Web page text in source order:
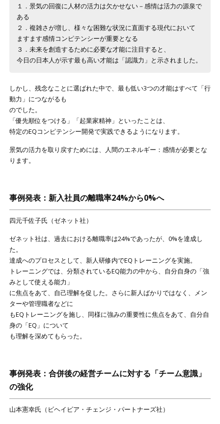
１．景気の回復に人材の活力は欠かせない－感情は活力の源泉で
ある
２．複雑さが増し、様々な困難な状況に直面する現代において
ますます感情コンピテンシーが重要となる
３．未来を創造するために必要な才能に注目すると、
今日の日本人が示す最も高い才能は「認識力」と示されました。
しかし、残念なことに選ばれた中で、最も低い3つの才能はすべて「行
動力」につながるも
のでした。
「優先順位をつける」「起業家精神」といったことは、
特定のEQコンピテンシー開発で実践できるようになります。
景気の活力を取り戻すためには、人間のエネルギー：感情が必要とな
ります。
事例発表：新入社員の離職率24%から0%へ
四元千佐子氏（ゼネット社）
ゼネット社は、過去における離職率は24%であったが、0%を達成し
た。
達成へのプロセスとして、新人研修内でEQトレーニングを実施。
トレーニングでは、分類されているEQ能力の中から、自分自身の「強
みとして使える能力」
に焦点をあて、自己理解を促した。さらに新人ばかりではなく、メン
ターや管理職者などに
もEQトレーニングを施し、同様に強みの重要性に焦点をあて、自分自
身の「EQ」について
も理解を深めてもらった。
事例発表：合併後の経営チームに対する「チーム意識」
の強化
山本憲幸氏（ビヘイビア・チェンジ・パートナーズ社）